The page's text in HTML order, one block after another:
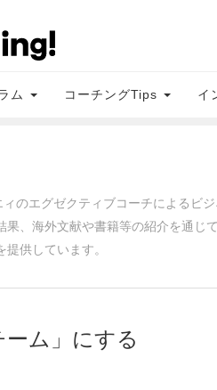
ム コーチングTips イ
のエグゼクティブコーチによるビ
果、海外文献や書籍等の紹介を通じ
供しています。
ム」にする